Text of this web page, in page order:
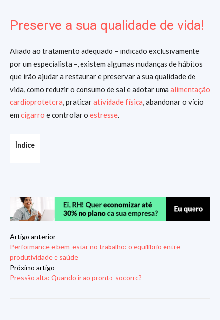
Preserve a sua qualidade de vida!
Aliado ao tratamento adequado – indicado exclusivamente
por um especialista –, existem algumas mudanças de hábitos
que irão ajudar a restaurar e preservar a sua qualidade de
vida, como reduzir o consumo de sal e adotar uma alimentação
cardioprotetora, praticaratividade física, abandonar o vício
em cigarro e controlar o estresse.
Índice
Artigo anterior
Performance e bem-estar no trabalho: o equilíbrio entre
produtividade e saúde
Próximo artigo
Pressão alta: Quando ir ao pronto-socorro?